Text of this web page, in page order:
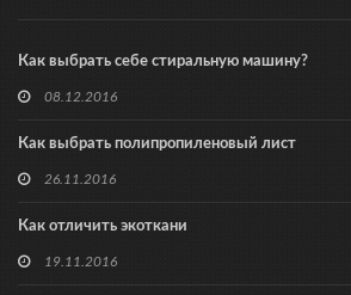
Как выбрать себе стиральную машину?
08.12.2016
Как выбрать полипропиленовый лист
26.11.2016
Как отличить экоткани
19.11.2016